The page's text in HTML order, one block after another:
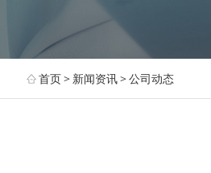
首页> 新闻资讯>公司动态